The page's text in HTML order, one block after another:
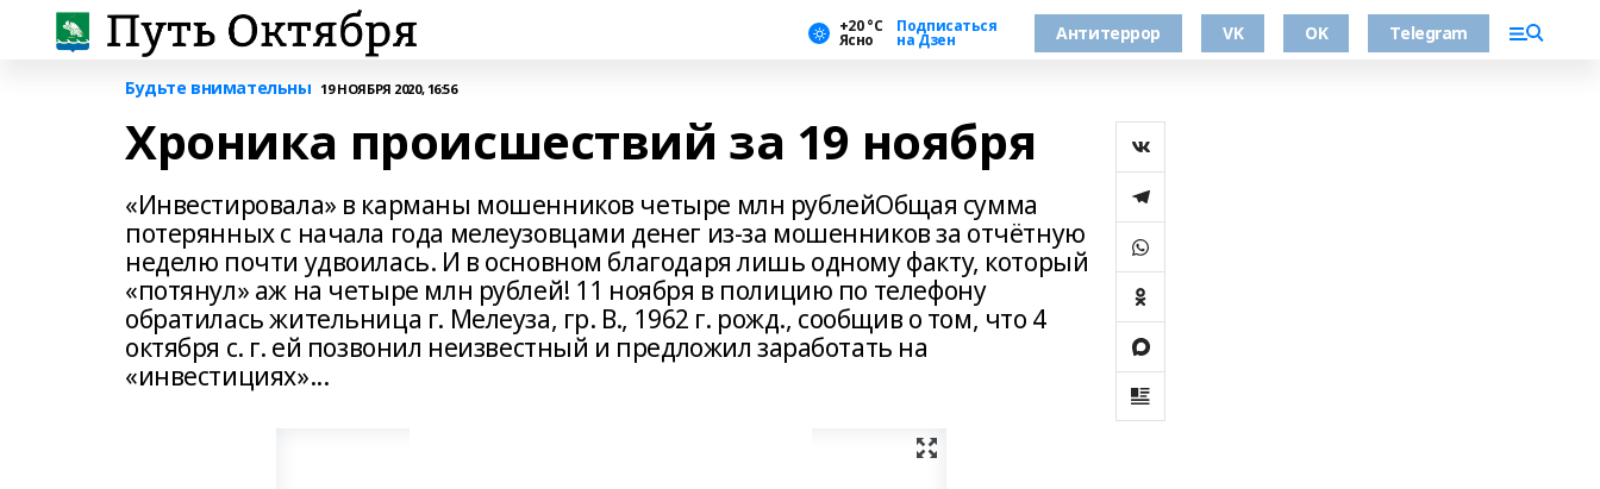
+20 °С
Ясно
Подписаться
на Дзен Антитеррор VK OK Telegram
Будьте внимательны 19 НОЯБРЯ 2020, 16:56
Хроника происшествий за 19 ноября
«Инвестировала» в карманы мошенников четыре млн рублейОбщая сумма
потерянных с начала года мелеузовцами денег из-за мошенников за отчётную
неделю почти удвоилась. И в основном благодаря лишь одному факту, который
«потянул» аж на четыре млн рублей! 11 ноября в полицию по телефону
обратилась жительница г. Мелеуза, гр. В., 1962 г. рожд., сообщив о том, что 4
октября с. г. ей позвонил неизвестный и предложил заработать на
«инвестициях»...